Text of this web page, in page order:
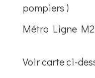
pompiers )
Métro Ligne
Voir carte ci-